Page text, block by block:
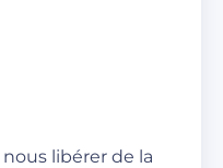
libérer de la